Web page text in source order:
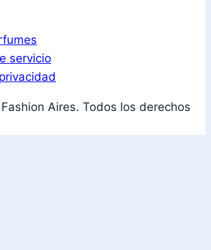
servicio
Aires. Todos los derechos